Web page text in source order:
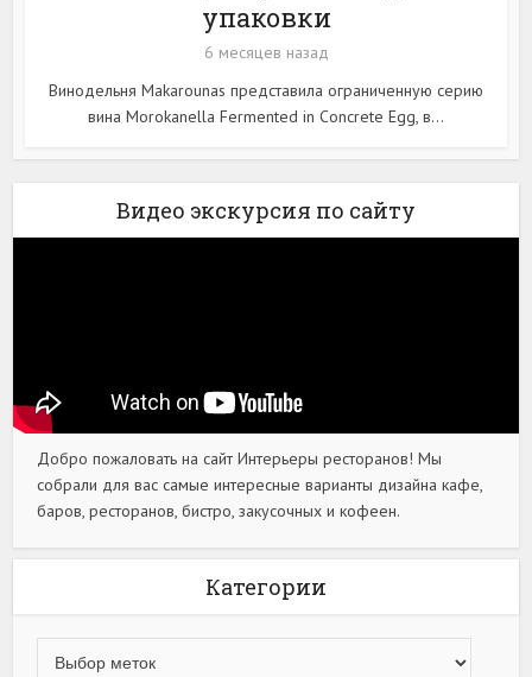
упаковки
6 месяцев назад
Винодельня Makarounas представила ограниченную серию
вина Morokanella Fermented in Concrete Egg, в...
Видео экскурсия по сайту
Добро пожаловать на сайт Интерьеры ресторанов! Мы
собрали для вас самые интересные варианты дизайна кафе,
баров, ресторанов, бистро, закусочных и кофеен.
Категории